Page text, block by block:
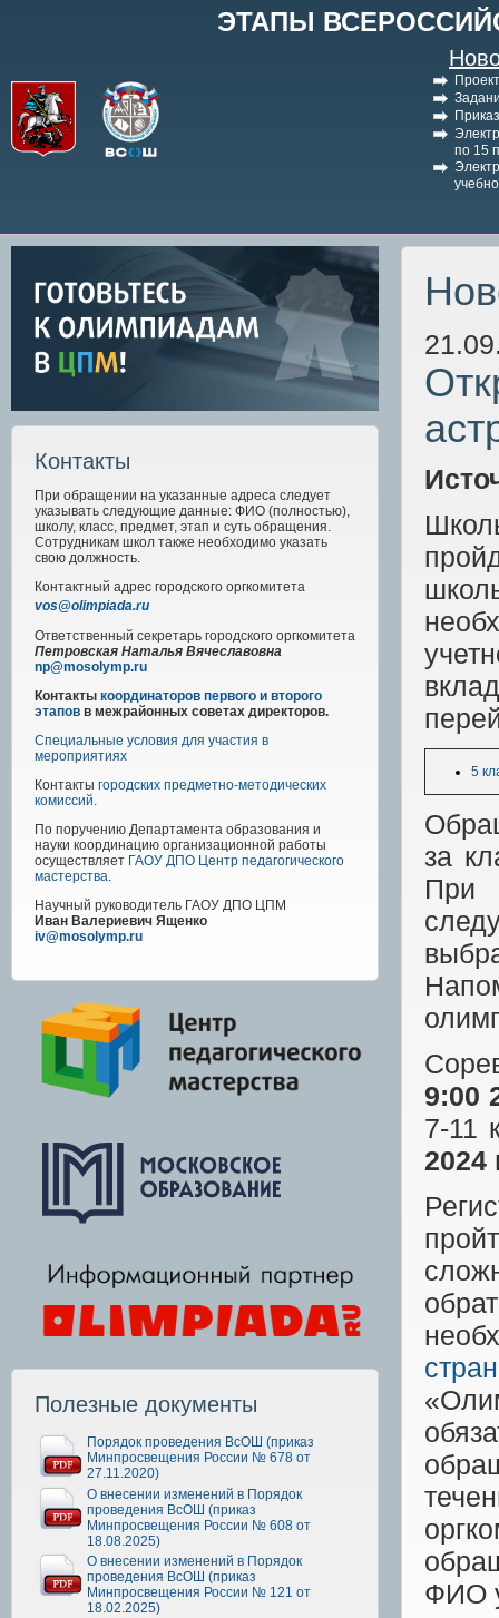
ЭТАПЫ
по 15
Контакты
При обращении на указанные адреса следует
указывать следующие данные: ФИО (полностью),
школу, класс, предмет, этап и суть обращения.
Сотрудникам школ также необходимо указать
свою должность.
Контактный адрес городского оргкомитета
vos@olimpiada.ru
Ответственный секретарь городского оргкомитета
Петровская Наталья Вячеславовна
np@mosolymp.ru
Контакты координаторов первого и второго
этапов в межрайонных советах директоров.
Специальные условия для участия в
мероприятиях
Контакты городских предметно-методических
комиссий.
По поручению Департамента образования и
науки координацию организационной работы
осуществляет ГАОУ ДПО Центр педагогического
мастерства.
Научный руководитель ГАОУ ДПО ЦПМ
Иван Валериевич Ященко
iv@mosolymp.ru
Полезные документы
Порядок проведения ВсОШ (приказ
Минпросвещения России № 678 от
27.11.2020)
О внесении изменений в Порядок
проведения ВсОШ (приказ
Минпросвещения России № 608 от
18.08.2025)
О внесении изменений в Порядок
проведения ВсОШ (приказ
Минпросвещения России № 121 от
18.02.2025)
5
за
При
9:00
7-11
2024
ФИО